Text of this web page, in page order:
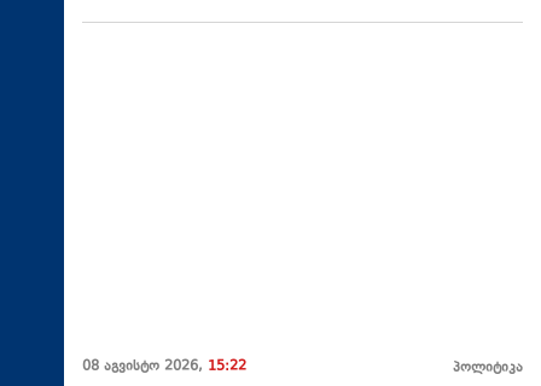
08 აგვისტო 2026, 15:22 პოლიტიკა